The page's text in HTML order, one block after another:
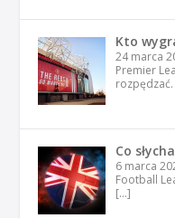
Kto
24 marca
Premier
rozpędzać.
Co
6 marca
Football
[…]